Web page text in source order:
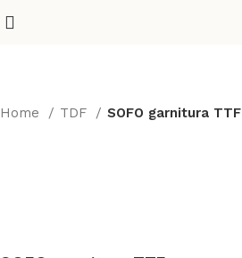
Home TDF SOFO garnitura TTF